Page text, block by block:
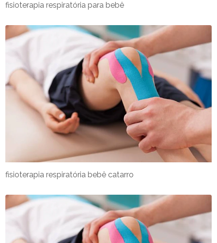
fisioterapia respiratória para bebê
fisioterapia respiratória bebê catarro